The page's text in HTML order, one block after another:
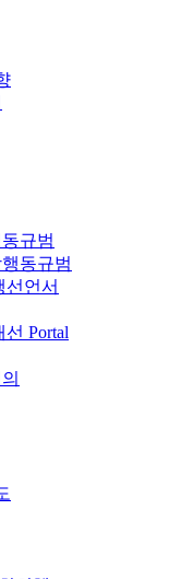
규범
동규범
선언서
Portal